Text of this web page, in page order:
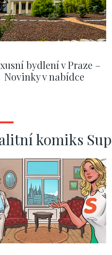
bydlení v Praze –
Novinky v nabídce
komiks